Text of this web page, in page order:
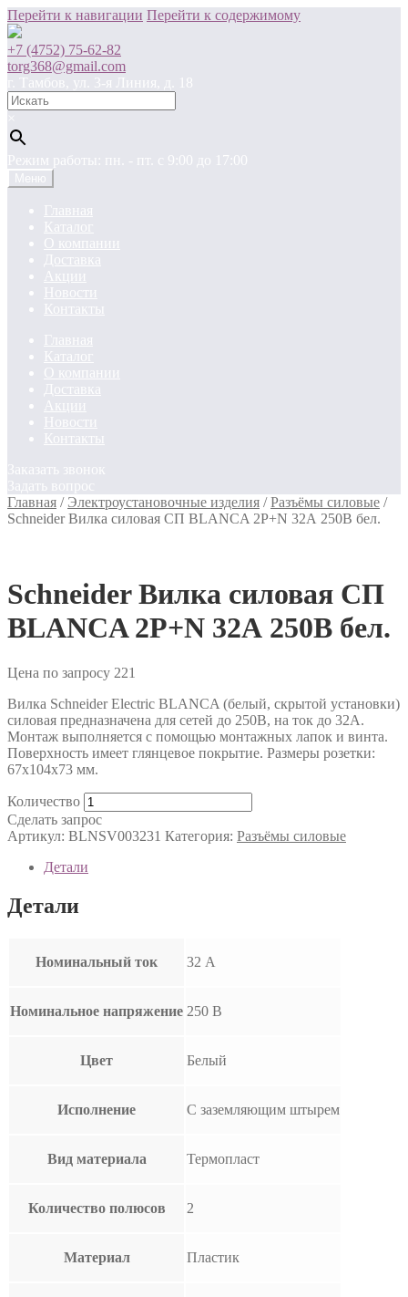
Перейти к навигации Перейти к содержимому
+7 (4752) 75-62-82
torg368@gmail.com
г. Тамбов, ул. 3-я Линия, д. 18
×
Режим работы: пн. - пт. c 9:00 до 17:00
Меню
Главная
Каталог
О компании
Доставка
Акции
Новости
Контакты
Главная
Каталог
О компании
Доставка
Акции
Новости
Контакты
Заказать звонок
Задать вопрос
Главная / Электроустановочные изделия /Разъёмы силовые /
Schneider Вилка силовая СП BLANCA 2P+N 32А 250В бел.
Schneider Вилка силовая СП
BLANCA 2P+N 32А 250В бел.
Цена по запросу 221
Вилка Schneider Electric BLANCA (белый, скрытой установки)
силовая предназначена для сетей до 250В, на ток до 32А.
Монтаж выполняется с помощью монтажных лапок и винта.
Поверхность имеет глянцевое покрытие. Размеры розетки:
67х104х73 мм.
Количество
Сделать запрос
Артикул: BLNSV003231 Категория: Разъёмы силовые
Детали
Детали
Номинальный ток 32 А
Номинальное напряжение 250 В
Цвет Белый
Исполнение С заземляющим штырем
Вид материала Термопласт
Количество полюсов 2
Материал Пластик